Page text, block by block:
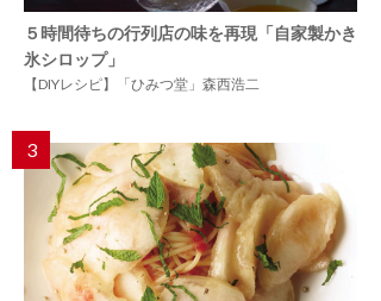
５時間待ちの行列店の味を再現「自家製かき
氷シロップ」
【DIYレシピ】「ひみつ堂」森西浩二
3